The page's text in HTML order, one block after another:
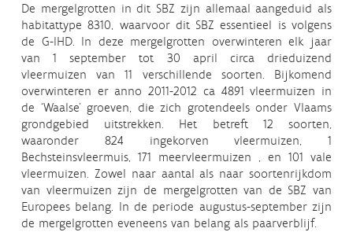
De mergelgrotten in dit SBZ zijn allemaal aangeduid als
habitattype 8310, waarvoor dit SBZ essentieel is volgens
de G-IHD. In deze mergelgrotten overwinteren elk jaar
van 1 september tot 30 april circa drieduizend
vleermuizen van 11 verschillende soorten. Bijkomend
overwinteren er anno 2011-2012 ca 4891 vleermuizen in
de ‘Waalse’ groeven, die zich grotendeels onder Vlaams
grondgebied uitstrekken. Het betreft 12 soorten,
waaronder 824 ingekorven vleermuizen, 1
Bechsteinsvleermuis, 171 meervleermuizen , en 101 vale
vleermuizen. Zowel naar aantal als naar soortenrijkdom
van vleermuizen zijn de mergelgrotten van de SBZ van
Europees belang. In de periode augustus-september zijn
de mergelgrotten eveneens van belang als paarverblijf.